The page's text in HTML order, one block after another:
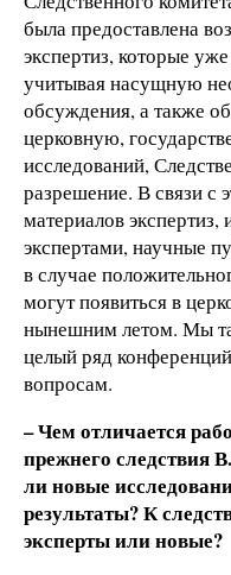
была предоставлена
экспертиз, которые
учитывая насущную
обсуждения, а также
церковную,
исследований,
разрешение. В связи
материалов
экспертами, научные
в случае
могут появиться в
нынешним летом. Мы
целый ряд
вопросам.
– Чем отличается
прежнего следствия
ли новые
результаты? К
эксперты или новые?